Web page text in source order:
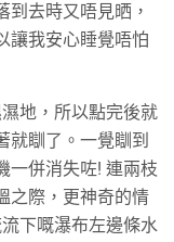
到去時又唔見晒，
讓我安心睡覺唔怕
地，所以點完後就
就瞓了。一覺瞓到
一併消失咗! 連兩枝
之際，更神奇的情
下嘅瀑布左邊條水